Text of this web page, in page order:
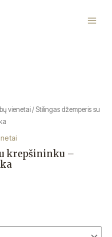
Menu
vienetai / Stilingas džemperis su
krepšininku –